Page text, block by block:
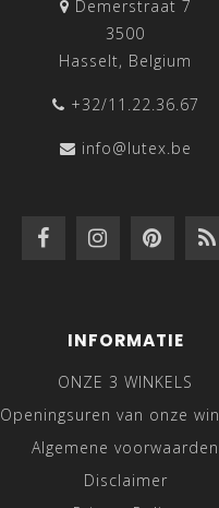
Demerstraat 7
3500
Hasselt, Belgium
+32/11.22.36.67
info@lutex.be
INFORMATIE
ONZE 3 WINKELS
Openingsuren van onze
Algemene voorwaarden
Disclaimer